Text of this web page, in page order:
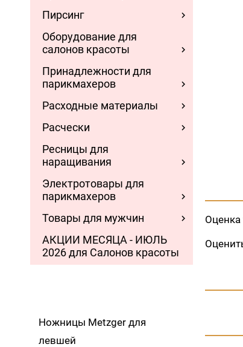
Пирсинг
Оборудование для
салонов красоты
Принадлежности для
парикмахеров
Расходные материалы
Расчески
Ресницы для
наращивания
Электротовары для
парикмахеров
Товары для мужчин
АКЦИИ МЕСЯЦА - ИЮЛЬ
2026 для Салонов красоты
Ножницы Metzger для
левшей
Оценка